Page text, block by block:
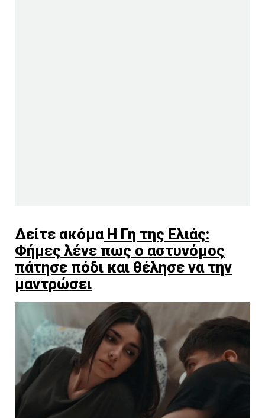
Δείτε ακόμαΗ Γη της Ελιάς:
Φήμες λένε πως ο αστυνόμος
πάτησε πόδι και θέλησε να την
μαντρώσει